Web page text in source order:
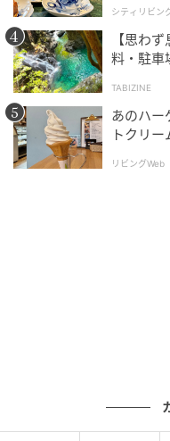
を味わうならおすす
ム、焼き菓子を盛り合
主役は単品でも人気
ラキャラメル。卵の
とりフワフワ食感の
都度変わりますが、5
シティリビン
【思わ
料・駐車
TABIZINE
あのハー
トクリ
リビングWeb